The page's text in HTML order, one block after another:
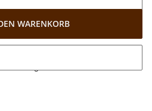
WARENKORB
von 10 VE.